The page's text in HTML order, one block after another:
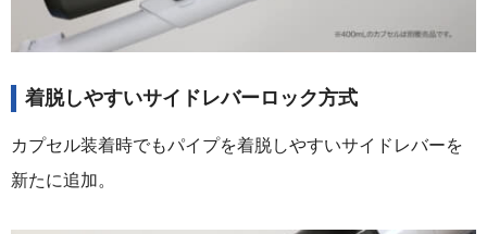
着脱しやすいサイドレバーロック方式
カプセル装着時でもパイプを着脱しやすいサイドレバーを
新たに追加。